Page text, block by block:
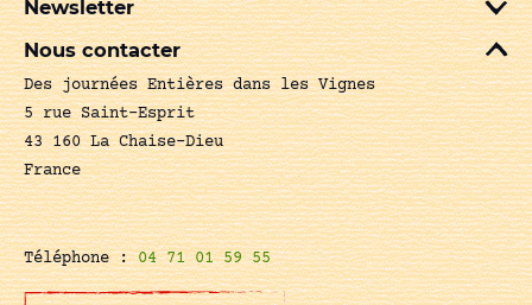
Newsletter
Nous contacter
Des journées Entières dans les Vignes
5 rue Saint-Esprit
43 160 La Chaise-Dieu
France
Téléphone :04 71 01 59 55